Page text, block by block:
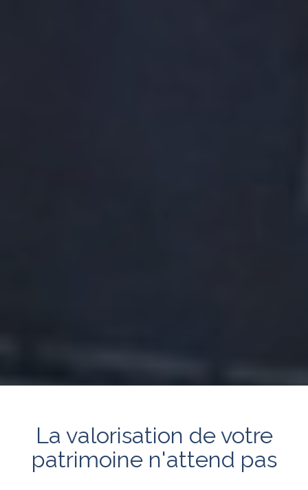
La valorisation de votre
patrimoine n'attend pas